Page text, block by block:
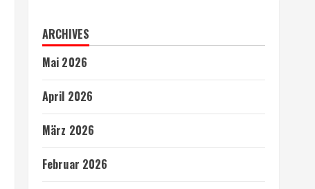
ARCHIVES
Mai 2026
April 2026
März 2026
Februar 2026